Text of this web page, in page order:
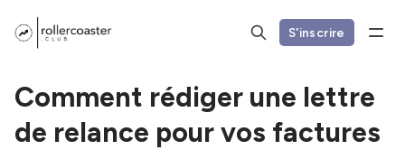
S'inscrire
Comment rédiger une lettre
de relance pour vos factures